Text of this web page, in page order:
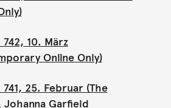
10. März
Online Only)
25. Februar (The
Johanna Garfield